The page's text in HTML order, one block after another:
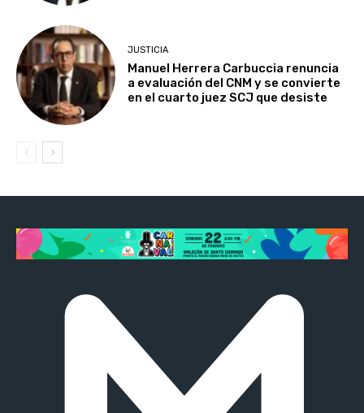
JUSTICIA
Manuel Herrera Carbuccia renuncia
a evaluación del CNM y se convierte
en el cuarto juez SCJ que desiste